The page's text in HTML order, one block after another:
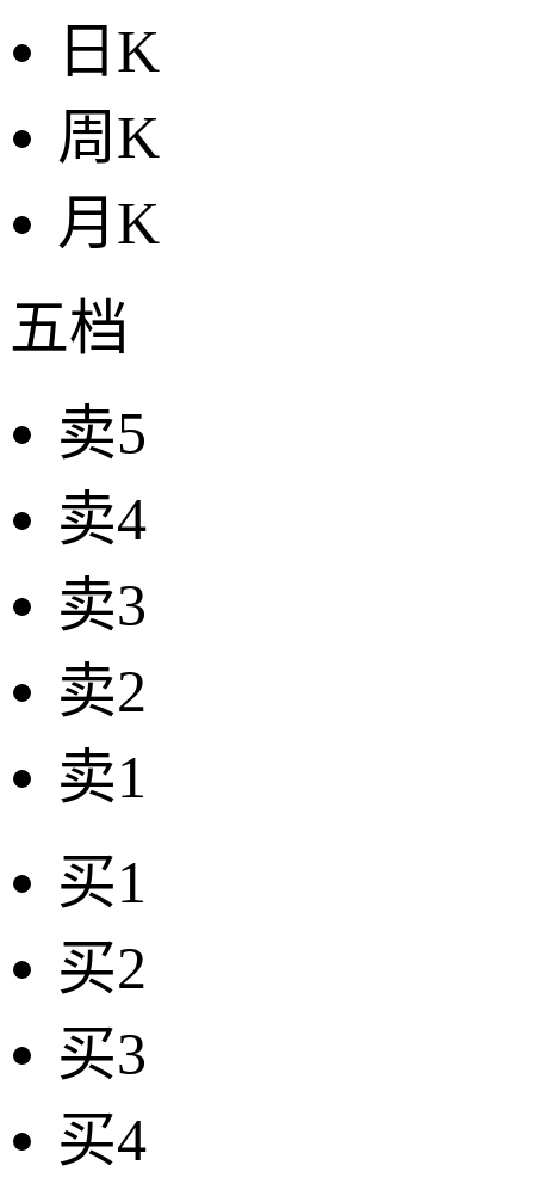
日K
周K
月K
五档
卖5
卖4
卖3
卖2
卖1
买1
买2
买3
买4